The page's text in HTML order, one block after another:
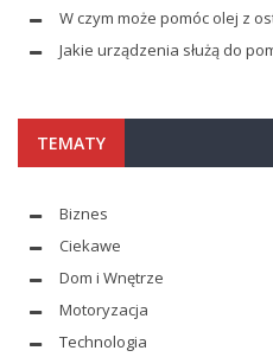
W czym może pomóc olej z
Jakie urządzenia służą do
TEMATY
Biznes
Ciekawe
Dom i Wnętrze
Motoryzacja
Technologia